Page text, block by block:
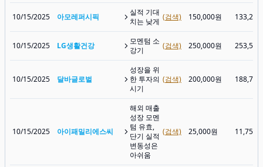
10/15/2025 아모레퍼시픽
실적 기대
치는 낮게 (검색) 150,000원 133,200
10/15/2025 LG생활건강
모멘텀 소
강기
(검색) 250,000원 253,500
10/15/2025 달바글로벌
성장을 위
한 투자의
시기
(검색) 200,000원 188,700
10/15/2025 아이패밀리에스씨
해외 매출
성장 모멘
텀 유효,
단기 실적
변동성은
아쉬움
(검색) 25,000원 11,750